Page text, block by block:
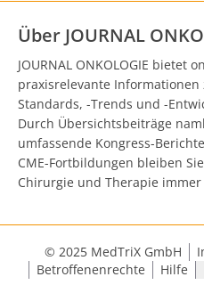
Über JOURNAL
JOURNAL ONKOLOGIE bietet
praxisrelevante
Standards, -Trends und -
Durch Übersichtsbeiträge
umfassende Kongress-
CME-Fortbildungen bleiben
Chirurgie und Therapie
© 2025 MedTriX GmbH
Betroffenenrechte
Hilfe